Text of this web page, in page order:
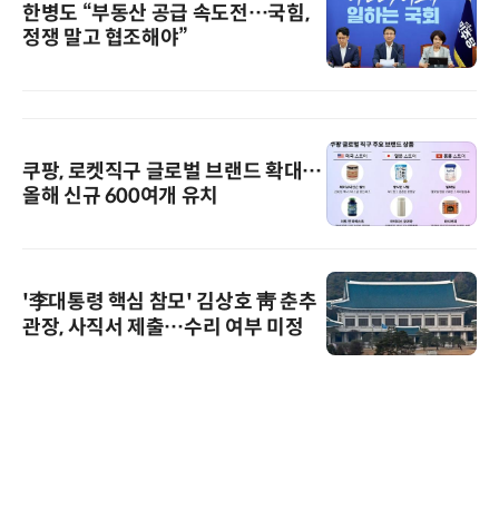
한병도 “부동산 공급 속도전…국힘,
정쟁 말고 협조해야”
쿠팡, 로켓직구 글로벌 브랜드 확대…
올해 신규 600여개 유치
'李대통령 핵심 참모' 김상호 靑 춘추
관장, 사직서 제출…수리 여부 미정